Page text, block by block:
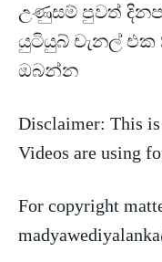
උණුසම් පුවත්
යුටියුබ් චැනල් එක
ඔබන්න
Disclaimer: This is
Videos are using
For copyright